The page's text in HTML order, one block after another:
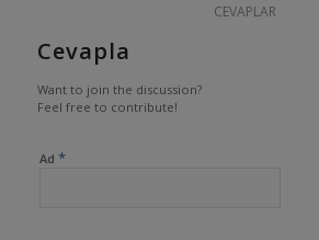
CEVAPLAR
Cevapla
Want to join the discussion?
Feel free to contribute!
Ad *